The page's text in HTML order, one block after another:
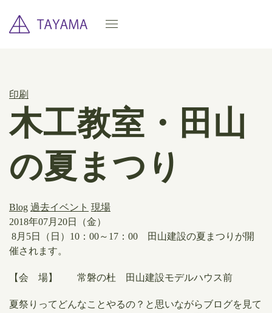
印刷
木工教室・田山
の夏まつり
Blog 過去イベント 現場
2018年07月20日（金）
8月5日（日）10：00～17：00 田山建設の夏まつりが開
催されます。
【会 場】 常磐の杜 田山建設モデルハウス前
夏祭りってどんなことやるの？と思いながらブログを見て